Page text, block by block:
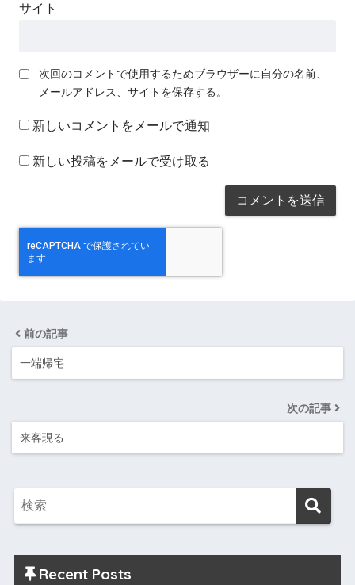
サイト
次回のコメントで使用するためブラウザーに自分の名前、
メールアドレス、サイトを保存する。
新しいコメントをメールで通知
新しい投稿をメールで受け取る
前の記事
一端帰宅
次の記事
来客現る
Recent Posts